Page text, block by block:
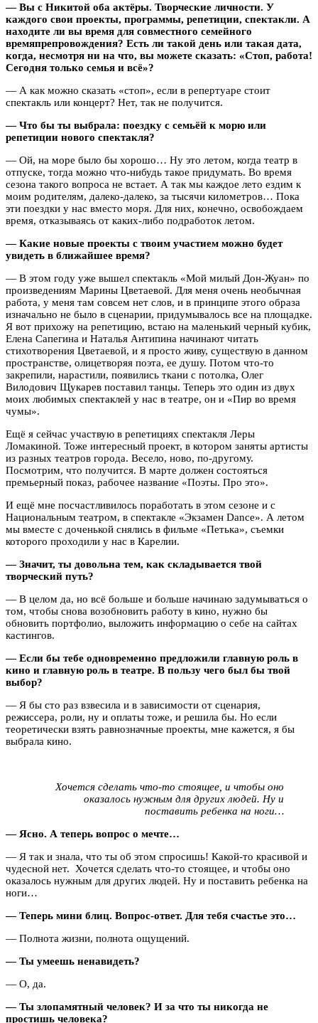
— Вы с Никитой оба актёры. Творческие личности. У
каждого свои проекты, программы, репетиции, спектакли. А
находите ли вы время для совместного семейного
времяпрепровождения? Есть ли такой день или такая дата,
когда, несмотря ни на что, вы можете сказать: «Стоп, работа!
Сегодня только семья и всё»?
— А как можно сказать «стоп», если в репертуаре стоит
спектакль или концерт? Нет, так не получится.
— Что бы ты выбрала: поездку с семьёй к морю или
репетиции нового спектакля?
— Ой, на море было бы хорошо… Ну это летом, когда театр в
отпуске, тогда можно что-нибудь такое придумать. Во время
сезона такого вопроса не встает. А так мы каждое лето ездим к
моим родителям, далеко-далеко, за тысячи километров… Пока
эти поездки у нас вместо моря. Для них, конечно, освобождаем
время, отказываясь от каких-либо подработок летом.
— Какие новые проекты с твоим участием можно будет
увидеть в ближайшее время?
— В этом году уже вышел спектакль «Мой милый Дон-Жуан» по
произведениям Марины Цветаевой. Для меня очень необычная
работа, у меня там совсем нет слов, и в принципе этого образа
изначально не было в сценарии, придумывалось все на площадке.
Я вот прихожу на репетицию, встаю на маленький черный кубик,
Елена Сапегина и Наталья Антипина начинают читать
стихотворения Цветаевой, и я просто живу, существую в данном
пространстве, олицетворяя поэта, ее душу. Потом что-то
закрепили, нарастили, появились ткани с потолка, Олег
Вилодович Щукарев поставил танцы. Теперь это один из двух
моих любимых спектаклей у нас в театре, он и «Пир во время
чумы».
Ещё я сейчас участвую в репетициях спектакля Леры
Ломакиной. Тоже интересный проект, в котором заняты артисты
из разных театров города. Весело, ново, по-другому.
Посмотрим, что получится. В марте должен состояться
премьерный показ, рабочее название «Поэты. Про это».
И ещё мне посчастливилось поработать в этом сезоне и с
Национальным театром, в спектакле «Экзамен Dance». А летом
мы вместе с доченькой снялись в фильме «Петька», съемки
которого проходили у нас в Карелии.
— Значит, ты довольна тем, как складывается твой
творческий путь?
— В целом да, но всё больше и больше начинаю задумываться о
том, чтобы снова возобновить работу в кино, нужно бы
обновить портфолио, выложить информацию о себе на сайтах
кастингов.
— Если бы тебе одновременно предложили главную роль в
кино и главную роль в театре. В пользу чего был бы твой
выбор?
— Я бы сто раз взвесила и в зависимости от сценария,
режиссера, роли, ну и оплаты тоже, и решила бы. Но если
теоретически взять равнозначные проекты, мне кажется, я бы
выбрала кино.
Хочется сделать что-то стоящее, и чтобы оно
оказалось нужным для других людей. Ну и
поставить ребенка на ноги…
— Ясно. А теперь вопрос о мечте…
— Я так и знала, что ты об этом спросишь! Какой-то красивой и
чудесной нет. Хочется сделать что-то стоящее, и чтобы оно
оказалось нужным для других людей. Ну и поставить ребенка на
ноги…
— Теперь мини блиц. Вопрос-ответ. Для тебя счастье это…
— Полнота жизни, полнота ощущений.
— Ты умеешь ненавидеть?
— О, да.
— Ты злопамятный человек? И за что ты никогда не
простишь человека?